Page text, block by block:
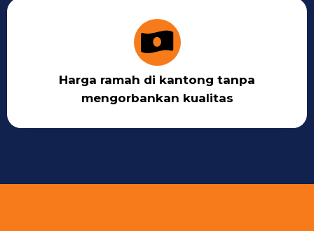
Harga ramah di kantong tanpa
mengorbankan kualitas